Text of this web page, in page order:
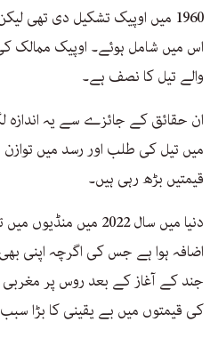
اس میں شامل ہوئے۔ اوپیک ممالک کی
والے تیل کا نصف ہے۔
ان حقائق کے جائزے سے یہ اندازہ
میں تیل کی طلب اور رسد میں
قیمتیں بڑھ رہی ہیں۔
دنیا میں سال 2022
اضافہ ہوا ہے جس کی اگرچہ اپنی
جند کے آغاز کے بعد روس پر مغربی
کی قیمتوں میں بے یقینی کا بڑا